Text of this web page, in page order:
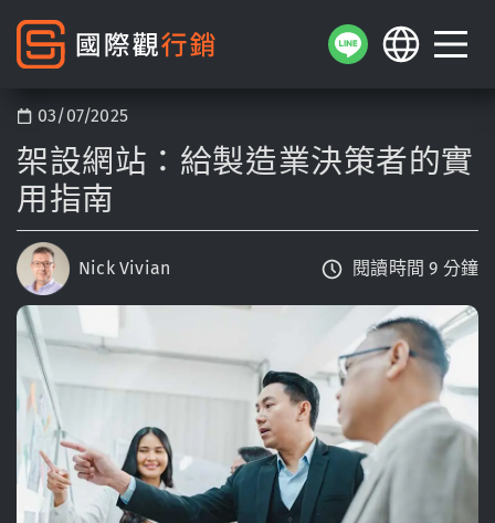
03/07/2025
架設網站：給製造業決策者的實
用指南
Nick Vivian 閱讀時間 9 分鐘